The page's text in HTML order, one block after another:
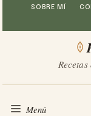
Saltar
al
SOBRE MÍ
Menú